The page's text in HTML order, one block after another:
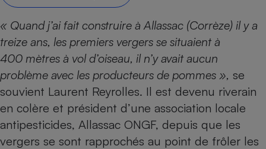
« Quand j’ai fait construire à Allassac (Corrèze) il y a
treize ans, les premiers vergers se situaient à
400 mètres à vol d’oiseau, il n’y avait aucun
problème avec les producteurs de pommes », se
souvient Laurent Reyrolles. Il est devenu riverain
en colère et président d’une association locale
antipesticides, Allassac ONGF, depuis que les
vergers se sont rapprochés au point de frôler les
Supermarché - Drive
Mutuelle
Comparateur auto
Comparatif aspirateur
Comparatif cafetière
Comparatif robot cuiseur
Comparatif centrale
Gros électroménager
Comparatif tablette
Image et son
Informatique
Internet
Téléphonie
Aménagement
Bricolage - Jardinage
Chauffage
Produit d'entretien
Sécurité domestique
Système de santé -
Retraite
Tous les comparateurs
Toutes les cartes interactives
Speedtest - Testez le débit de votre
connexion Internet